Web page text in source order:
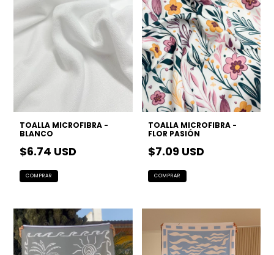
TOALLA MICROFIBRA -
BLANCO
$6.74 USD
TOALLA MICROFIBRA -
FLOR PASIÓN
$7.09 USD